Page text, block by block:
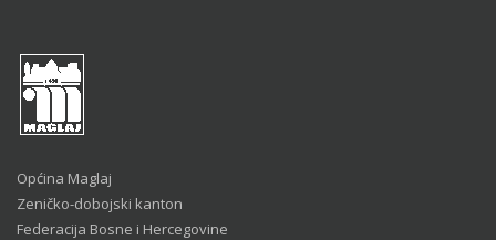
Općina Maglaj
Zeničko-dobojski kanton
Federacija Bosne i Hercegovine